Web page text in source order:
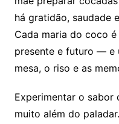
há gratidão, saudade
Cada maria do coco
presente e futuro — e
mesa, o riso e as
Experimentar o sabor
muito além do